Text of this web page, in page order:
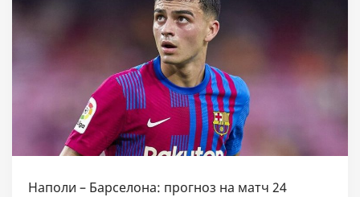
Наполи – Барселона: прогноз на матч 24